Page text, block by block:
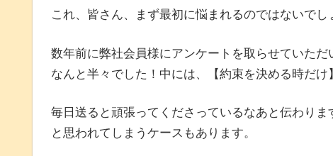
これ、皆さん、まず最初に悩まれるのではないでし
数年前に弊社会員様にアンケートを取らせていた
なんと半々でした！中には、【約束を決める時だけ
毎日送ると頑張ってくださっているなあと伝わり
と思われてしまうケースもあります。